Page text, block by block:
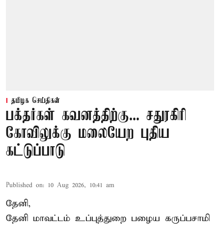
தமிழக செய்திகள்
பக்தர்கள் கவனத்திற்கு... சதுரகிரி
கோவிலுக்கு மலையேற புதிய
கட்டுப்பாடு
Published on: 10 Aug 2026, 10:41 am
தேனி,
தேனி மாவட்டம் உப்புத்துறை பழைய கருப்பசாமி